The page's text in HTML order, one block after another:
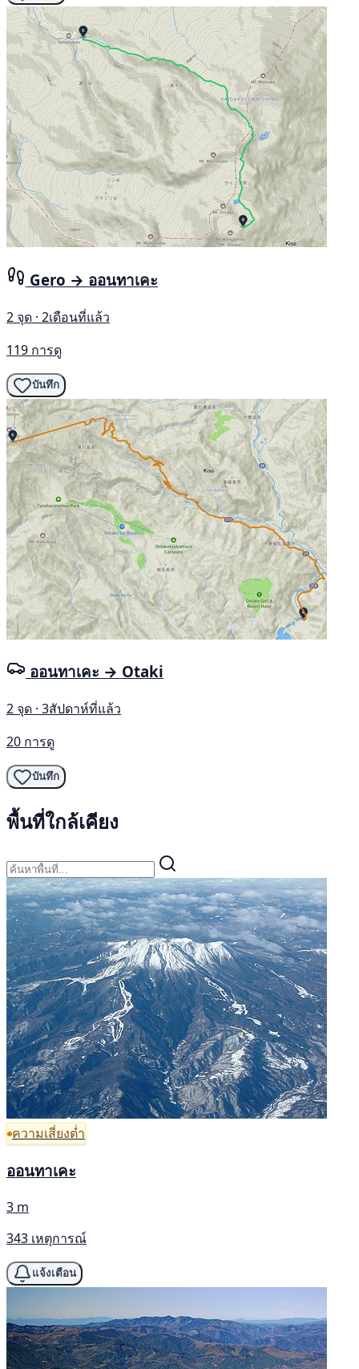
Gero → ออนทาเคะ
2 จุด · 2เดือนที่แล้ว
119 การดู
บันทึก
ออนทาเคะ → Otaki
2 จุด · 3สัปดาห์ที่แล้ว
20 การดู
บันทึก
พื้นที่ใกล้เคียง
ความเสี่ยงต่ำ
ออนทาเคะ
3 m
343 เหตุการณ์
แจ้งเตือน